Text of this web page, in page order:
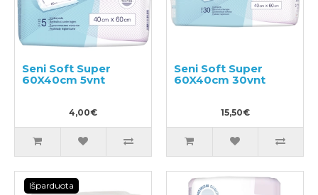
Seni Soft Super
60X40cm 5vnt
4,00€
Seni Soft Super
60X40cm 30vnt
15,50€
Išparduota